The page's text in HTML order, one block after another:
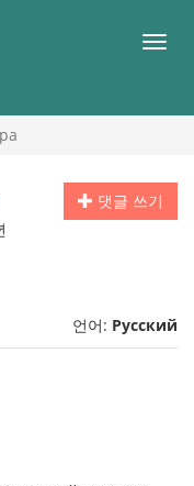
메
댓글 쓰기
언어: Русский